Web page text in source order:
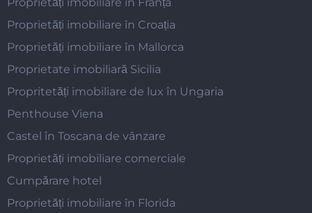
Proprietăți imobiliare în Croația
Proprietăți imobiliare în Mallorca
Proprietate imobiliară Sicilia
Propritetăți imobiliare de lux în Ungaria
Penthouse Viena
Castel în Toscana de vânzare
Proprietăți imobiliare comerciale
Cumpărare hotel
Proprietăți imobiliare în Florida